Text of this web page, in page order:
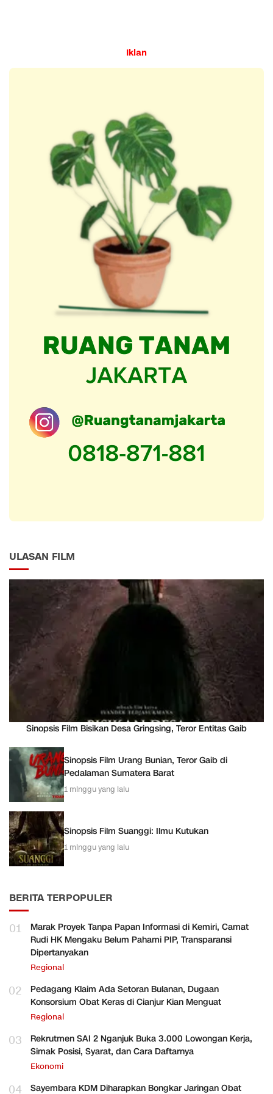
Iklan
ULASAN FILM
Sinopsis Film Bisikan Desa Gringsing, Teror Entitas Gaib
Sinopsis Film Urang Bunian, Teror Gaib di
Pedalaman Sumatera Barat
1 minggu yang lalu
Sinopsis Film Suanggi: Ilmu Kutukan
1 minggu yang lalu
BERITA TERPOPULER
01
Marak Proyek Tanpa Papan Informasi di Kemiri, Camat
Rudi HK Mengaku Belum Pahami PIP, Transparansi
Dipertanyakan
Regional
02
Pedagang Klaim Ada Setoran Bulanan, Dugaan
Konsorsium Obat Keras di Cianjur Kian Menguat
Regional
03
Rekrutmen SAI 2 Nganjuk Buka 3.000 Lowongan Kerja,
Simak Posisi, Syarat, dan Cara Daftarnya
Ekonomi
04 Sayembara KDM Diharapkan Bongkar Jaringan Obat